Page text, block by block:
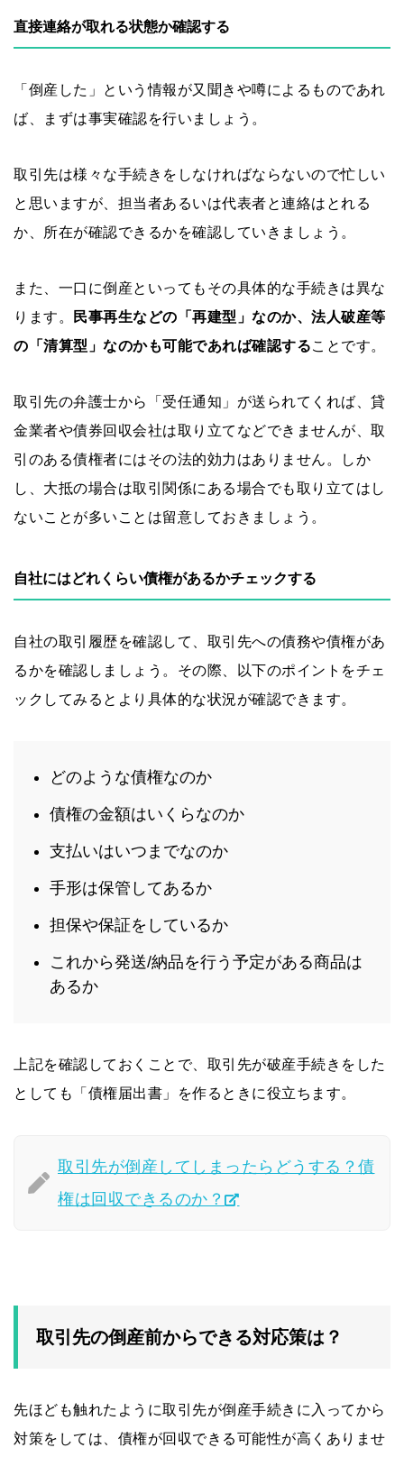
直接連絡が取れる状態か確認する
「倒産した」という情報が又聞きや噂によるものであれ
ば、まずは事実確認を行いましょう。
取引先は様々な手続きをしなければならないので忙しい
と思いますが、担当者あるいは代表者と連絡はとれる
か、所在が確認できるかを確認していきましょう。
また、一口に倒産といってもその具体的な手続きは異な
ります。
民事再生などの「再建型」なのか、法人破産等
の「清算型」なのかも可能であれば確認することです。
取引先の弁護士から「受任通知」が送られてくれば、貸
金業者や債券回収会社は取り立てなどできませんが、取
引のある債権者にはその法的効力はありません。しか
し、大抵の場合は取引関係にある場合でも取り立てはし
ないことが多いことは留意しておきましょう。
自社にはどれくらい債権があるかチェックする
自社の取引履歴を確認して、取引先への債務や債権があ
るかを確認しましょう。その際、以下のポイントをチェ
ックしてみるとより具体的な状況が確認できます。
どのような債権なのか
債権の金額はいくらなのか
支払いはいつまでなのか
手形は保管してあるか
担保や保証をしているか
これから発送/納品を行う予定がある商品は
あるか
上記を確認しておくことで、取引先が破産手続きをした
としても「債権届出書」を作るときに役立ちます。
取引先が倒産してしまったらどうする？債
権は回収できるのか？
取引先の倒産前からできる対応策は？
先ほども触れたように取引先が倒産手続きに入ってから
対策をしては、債権が回収できる可能性が高くありませ